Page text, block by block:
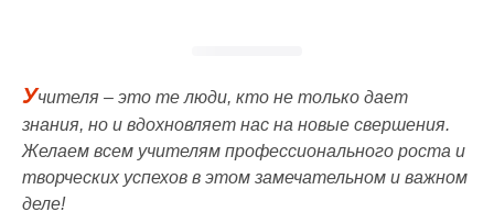
Учителя – это те люди, кто не только дает
знания, но и вдохновляет нас на новые свершения.
Желаем всем учителям профессионального роста и
творческих успехов в этом замечательном и важном
деле!